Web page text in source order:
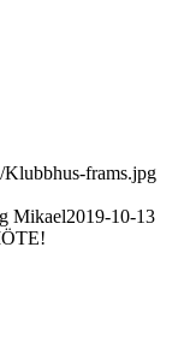
Klubbhus-frams.jpg
Mikael2019-10-13